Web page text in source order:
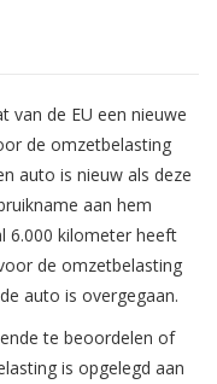
van de EU een nieuwe
de omzetbelasting
auto is nieuw als deze
aan hem
6.000 kilometer heeft
de omzetbelasting
auto is overgegaan.
te beoordelen of
is opgelegd aan